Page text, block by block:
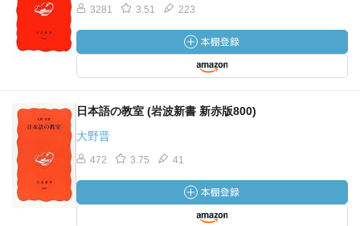
3281 3.51 223
日本語の教室 (岩波新書 新赤版800)
大野晋
472 3.75 41